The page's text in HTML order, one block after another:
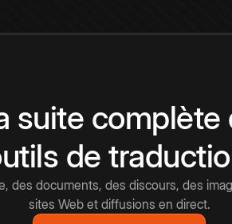
suite complète
de
des documents, des discours, des
sites Web et diffusions en direct.